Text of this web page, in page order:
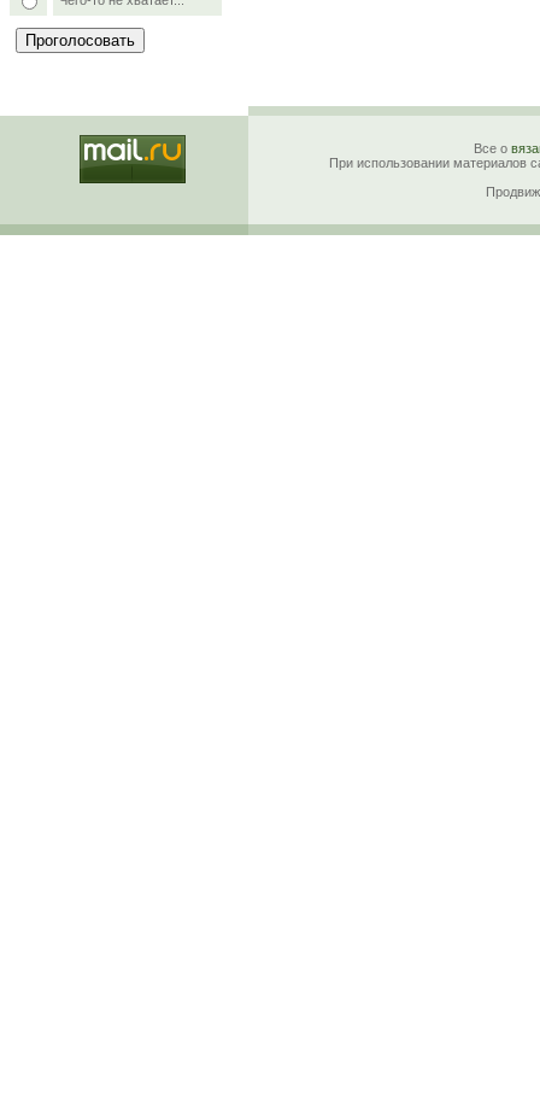
Все о
При использовании материалов